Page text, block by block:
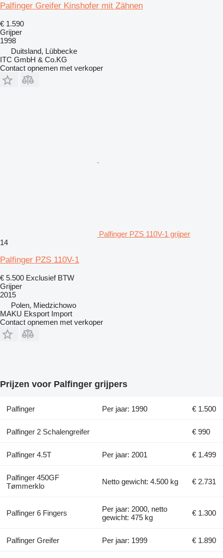
Palfinger Greifer Kinshofer mit Zähnen
€ 1.590
Grijper
1998
Duitsland, Lübbecke
ITC GmbH & Co.KG
Contact opnemen met verkoper
Palfinger PZS 110V-1 grijper
14
Palfinger PZS 110V-1
€ 5.500 Exclusief BTW
Grijper
2015
Polen, Miedzichowo
MAKU Eksport Import
Contact opnemen met verkoper
Prijzen voor Palfinger grijpers
Palfinger Per jaar: 1990 € 1.500
Palfinger 2 Schalengreifer € 990
Palfinger 4.5T Per jaar: 2001 € 1.499
Palfinger 450GF
Tømmerklo
Netto gewicht: 4.500 kg € 2.731
Palfinger 6 Fingers
Per jaar: 2000, netto
gewicht: 475 kg
€ 1.300
Palfinger Greifer Per jaar: 1999 € 1.890